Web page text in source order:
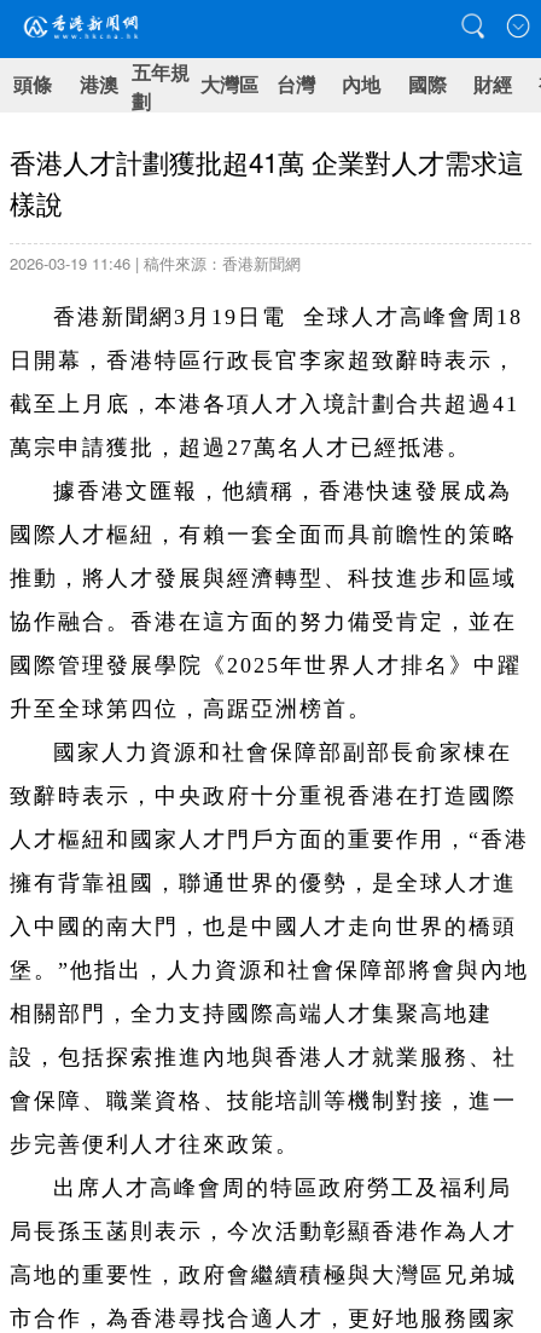
頭條 港澳 五年規
劃
大灣區 台灣 內地 國際 財經
香港人才計劃獲批超41萬 企業對人才需求這
樣說
2026-03-19 11:46 | 稿件來源：香港新聞網
香港新聞網3月19日電 全球人才高峰會周18
日開幕，香港特區行政長官李家超致辭時表示，
截至上月底，本港各項人才入境計劃合共超過41
萬宗申請獲批，超過27萬名人才已經抵港。
據香港文匯報，他續稱，香港快速發展成為
國際人才樞紐，有賴一套全面而具前瞻性的策略
推動，將人才發展與經濟轉型、科技進步和區域
協作融合。香港在這方面的努力備受肯定，並在
國際管理發展學院《2025年世界人才排名》中躍
升至全球第四位，高踞亞洲榜首。
國家人力資源和社會保障部副部長俞家棟在
致辭時表示，中央政府十分重視香港在打造國際
人才樞紐和國家人才門戶方面的重要作用，“香港
擁有背靠祖國，聯通世界的優勢，是全球人才進
入中國的南大門，也是中國人才走向世界的橋頭
堡。”他指出，人力資源和社會保障部將會與內地
相關部門，全力支持國際高端人才集聚高地建
設，包括探索推進內地與香港人才就業服務、社
會保障、職業資格、技能培訓等機制對接，進一
步完善便利人才往來政策。
出席人才高峰會周的特區政府勞工及福利局
局長孫玉菡則表示，今次活動彰顯香港作為人才
高地的重要性，政府會繼續積極與大灣區兄弟城
市合作，為香港尋找合適人才，更好地服務國家